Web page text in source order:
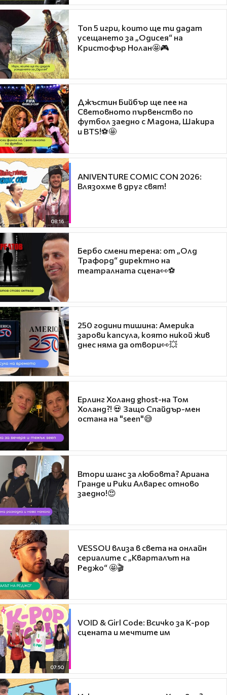
Топ 5 игри, които ще ти дадат
усещането за „Одисея“ на
Кристофър Нолан🤩🎮
Джъстин Бийбър ще пее на
Световното първенство по
футбол заедно с Мадона, Шакира
и BTS!⚽🤩
08:16
ANIVENTURE COMIC CON 2026:
Влязохме в друг свят!
Бербо смени терена: от „Олд
Трафорд“ директно на
театралната сцена👀⚽
250 години тишина: Америка
зарови капсула, която никой жив
днес няма да отвори👀💥
Ерлинг Холанд ghost-на Том
Холанд?! 💀 Защо Спайдър-мен
остана на "seen"😅
Втори шанс за любовта? Ариана
Гранде и Рики Алварес отново
заедно!😍
VESSOU влиза в света на онлайн
сериалите с „Кварталът на
Реджо“ 🤩🎬
07:50
VOID & Girl Code: Всичко за K-pop
сцената и мечтите им